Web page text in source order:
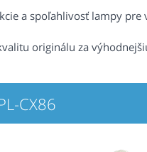
a spoľahlivosť lampy pre
originálu za
CX86